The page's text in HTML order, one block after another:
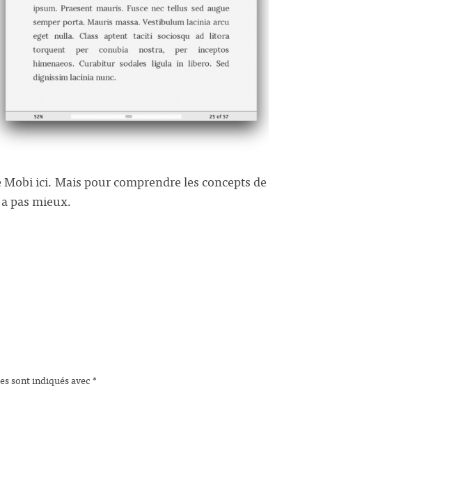
ici. Mais pour comprendre les concepts de
pas mieux.
sont indiqués avec*